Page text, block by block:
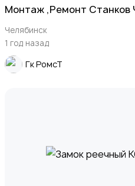
Монтаж ,Ремонт
Челябинск
1 год назад
Гк РомсТ